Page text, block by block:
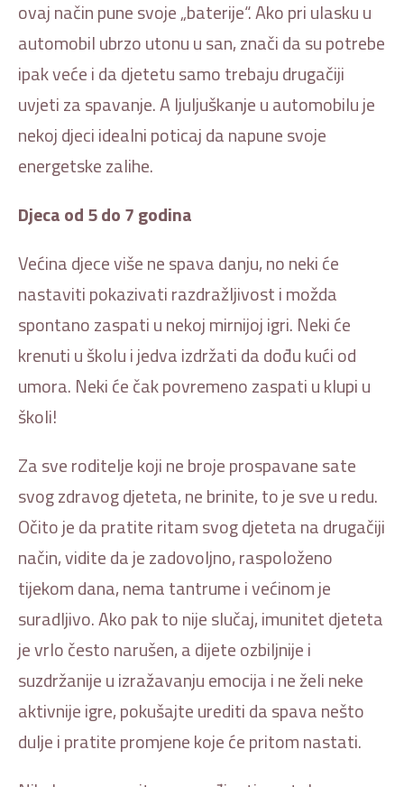
ovaj način pune svoje „baterije“. Ako pri ulasku u
automobil ubrzo utonu u san, znači da su potrebe
ipak veće i da djetetu samo trebaju drugačiji
uvjeti za spavanje. A ljuljuškanje u automobilu je
nekoj djeci idealni poticaj da napune svoje
energetske zalihe.
Djeca od 5 do 7 godina
Većina djece više ne spava danju, no neki će
nastaviti pokazivati razdražljivost i možda
spontano zaspati u nekoj mirnijoj igri. Neki će
krenuti u školu i jedva izdržati da dođu kući od
umora. Neki će čak povremeno zaspati u klupi u
školi!
Za sve roditelje koji ne broje prospavane sate
svog zdravog djeteta, ne brinite, to je sve u redu.
Očito je da pratite ritam svog djeteta na drugačiji
način, vidite da je zadovoljno, raspoloženo
tijekom dana, nema tantrume i većinom je
suradljivo. Ako pak to nije slučaj, imunitet djeteta
je vrlo često narušen, a dijete ozbiljnije i
suzdržanije u izražavanju emocija i ne želi neke
aktivnije igre, pokušajte urediti da spava nešto
dulje i pratite promjene koje će pritom nastati.